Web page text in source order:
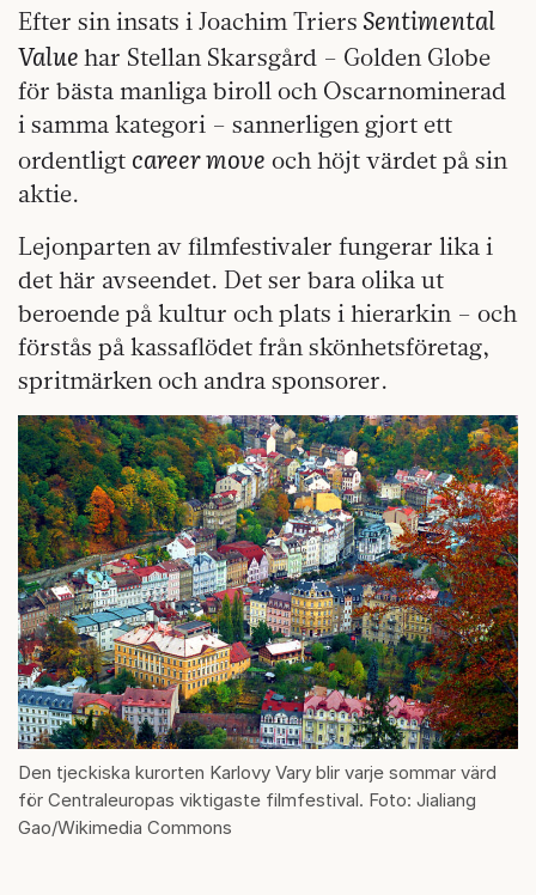
Efter sin insats i Joachim Triers Sentimental
Value har Stellan Skarsgård – Golden Globe
för bästa manliga biroll och Oscarnominerad
i samma kategori – sannerligen gjort ett
ordentligt career move och höjt värdet på sin
aktie.
Lejonparten av filmfestivaler fungerar lika i
det här avseendet. Det ser bara olika ut
beroende på kultur och plats i hierarkin – och
förstås på kassaflödet från skönhetsföretag,
spritmärken och andra sponsorer.
Den tjeckiska kurorten Karlovy Vary blir varje sommar värd
för Centraleuropas viktigaste filmfestival. Foto: Jialiang
Gao/Wikimedia Commons